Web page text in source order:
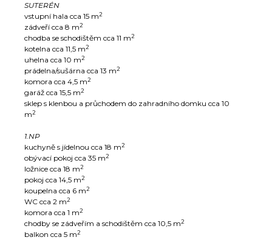
SUTERÉN
vstupní hala cca 15 m2
zádveří cca 8 m2
chodba se schodištěm cca 11 m2
kotelna cca 11,5 m2
uhelna cca 10 m2
prádelna/sušárna cca 13 m2
komora cca 4,5 m2
garáž cca 15,5 m2
sklep s klenbou a průchodem do zahradního domku cca 10
m2
1.NP
kuchyně s jídelnou cca 18 m2
obývací pokoj cca 35 m2
ložnice cca 18 m2
pokoj cca 14,5 m2
koupelna cca 6 m2
WC cca 2 m2
komora cca 1 m2
chodby se zádveřím a schodištěm cca 10,5 m2
balkon cca 5 m2